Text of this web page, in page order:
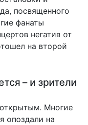
посвященного
фанаты
негатив от
на второй
– и зрители
Многие
опоздали на